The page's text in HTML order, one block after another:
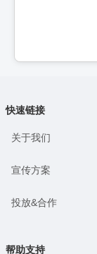
快速链接
关于我们
宣传方案
投放&合作
帮助支持